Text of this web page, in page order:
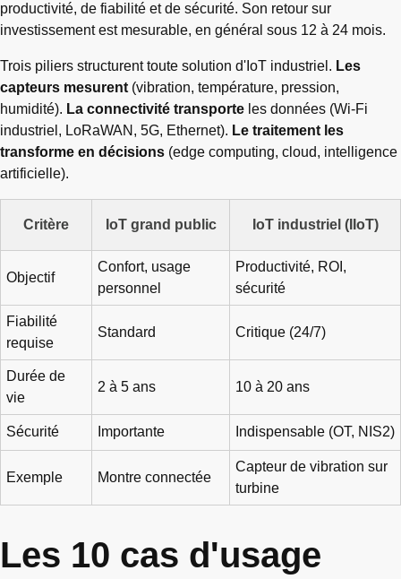
productivité, de fiabilité et de sécurité. Son retour sur
investissement est mesurable, en général sous 12 à 24 mois.
Trois piliers structurent toute solution d'IoT industriel. Les
capteurs mesurent (vibration, température, pression,
humidité). La connectivité transporte les données (Wi-Fi
industriel, LoRaWAN, 5G, Ethernet). Le traitement les
transforme en décisions (edge computing, cloud, intelligence
artificielle).
Critère IoT grand public IoT industriel (IIoT)
Objectif
Confort, usage
personnel
Productivité, ROI,
sécurité
Fiabilité
requise
Standard Critique (24/7)
Durée de
vie
2 à 5 ans 10 à 20 ans
Sécurité Importante Indispensable (OT, NIS2)
Exemple Montre connectée
Capteur de vibration sur
turbine
Les 10 cas d'usage